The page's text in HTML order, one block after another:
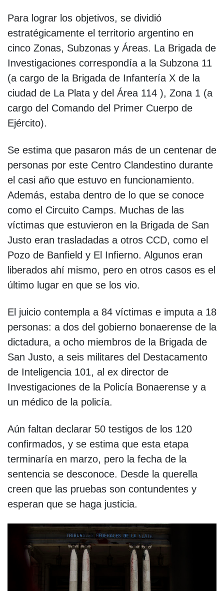
Para lograr los objetivos, se dividió
estratégicamente el territorio argentino en
cinco Zonas, Subzonas y Áreas. La Brigada de
Investigaciones correspondía a la Subzona 11
(a cargo de la Brigada de Infantería X de la
ciudad de La Plata y del Área 114 ), Zona 1 (a
cargo del Comando del Primer Cuerpo de
Ejército).
Se estima que pasaron más de un centenar de
personas por este Centro Clandestino durante
el casi año que estuvo en funcionamiento.
Además, estaba dentro de lo que se conoce
como el Circuito Camps. Muchas de las
víctimas que estuvieron en la Brigada de San
Justo eran trasladadas a otros CCD, como el
Pozo de Banfield y El Infierno. Algunos eran
liberados ahí mismo, pero en otros casos es el
último lugar en que se los vio.
El juicio contempla a 84 víctimas e imputa a 18
personas: a dos del gobierno bonaerense de la
dictadura, a ocho miembros de la Brigada de
San Justo, a seis militares del Destacamento
de Inteligencia 101, al ex director de
Investigaciones de la Policía Bonaerense y a
un médico de la policía.
Aún faltan declarar 50 testigos de los 120
confirmados, y se estima que esta etapa
terminaría en marzo, pero la fecha de la
sentencia se desconoce. Desde la querella
creen que las pruebas son contundentes y
esperan que se haga justicia.